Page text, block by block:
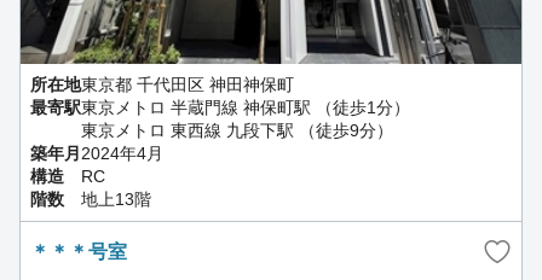
所在地東京都 千代田区 神田神保町
最寄駅東京メトロ 半蔵門線 神保町駅 （徒歩1分）
東京メトロ 東西線 九段下駅 （徒歩9分）
築年月 2024年4月
構造
RC
階数
地上13階
＊＊＊号室